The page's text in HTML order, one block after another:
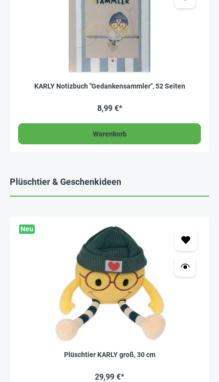
KARLY Notizbuch "Gedankensammler", 52 Seiten
8,99 €*
Warenkorb
Plüschtier & Geschenkideen
Neu
Plüschtier KARLY groß, 30 cm
29,99 €*